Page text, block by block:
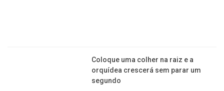
Coloque uma colher na raiz e a
orquídea crescerá sem parar um
segundo